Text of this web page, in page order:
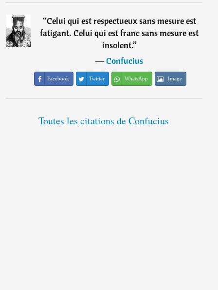
“Celui qui est respectueux sans mesure est
fatigant. Celui qui est franc sans mesure est
insolent.”
―Confucius
Facebook Twitter WhatsApp Image
Toutes les citations de Confucius